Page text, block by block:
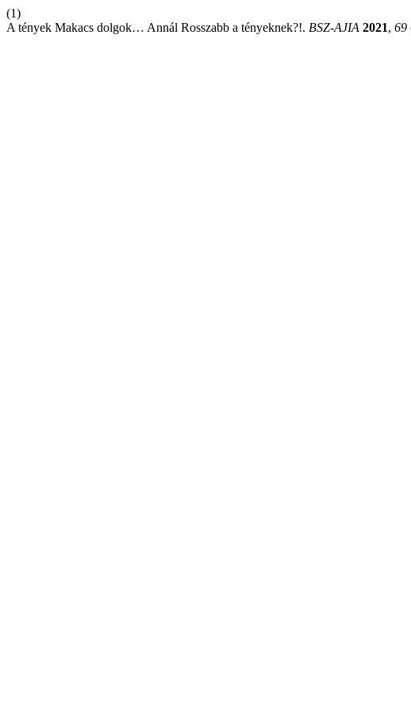
(1)
A tények Makacs dolgok… Annál Rosszabb a tényeknek?!. BSZ-AJIA 2021, 69